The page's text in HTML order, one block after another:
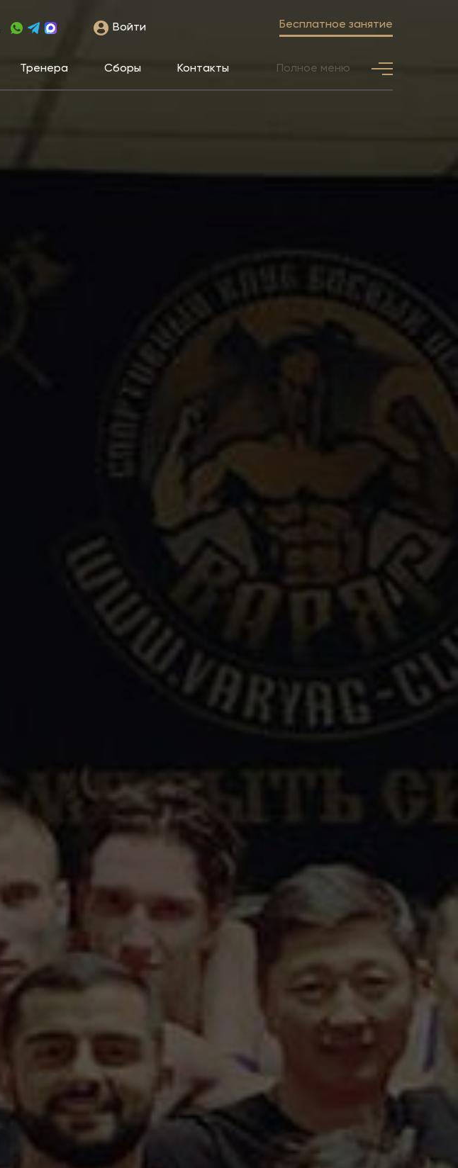
Войти Бесплатное занятие
Тренера Сборы Контакты Полное меню